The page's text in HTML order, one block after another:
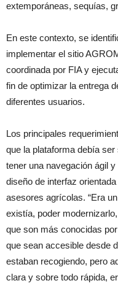
extemporáneas, sequías,
En este contexto, se
implementar el sitio
coordinada por FIA y
fin de optimizar la entrega
diferentes usuarios.
Los principales
que la plataforma debía
tener una navegación ágil
diseño de interfaz
asesores agrícolas. “Era
existía, poder
que son más conocidas
que sean accesible desde
estaban recogiendo, pero
clara y sobre todo rápida,